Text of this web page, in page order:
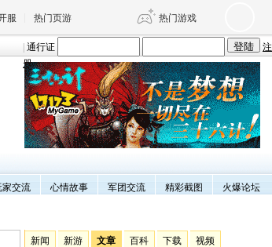
服 热门页游 热门游戏
魔兽 DNF 传奇4
天堂 剑网3旗舰版 新天龙八部
王权与自由 诛仙世界 仙剑世界
通行证
注
册
家交流 心情故事 军团交流 精彩截图 火爆论坛
新闻 新游 文章 百科 下载 视频